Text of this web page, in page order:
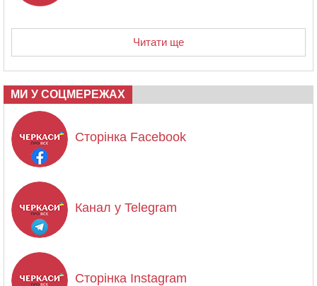
Читати ще
МИ У СОЦМЕРЕЖАХ
Сторінка Facebook
Канал у Telegram
Сторінка Instagram